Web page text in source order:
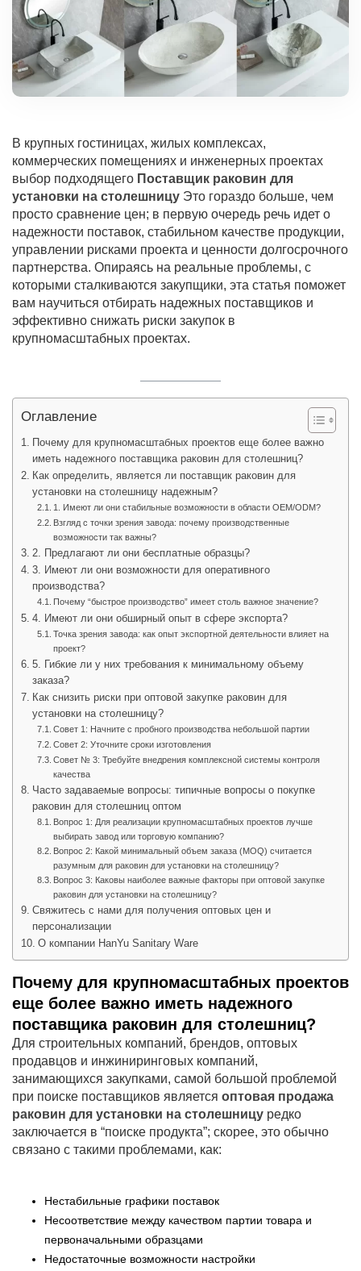
В крупных гостиницах, жилых комплексах,
коммерческих помещениях и инженерных проектах
выбор подходящего Поставщик раковин для
установки на столешницу Это гораздо больше, чем
просто сравнение цен; в первую очередь речь идет о
надежности поставок, стабильном качестве продукции,
управлении рисками проекта и ценности долгосрочного
партнерства. Опираясь на реальные проблемы, с
которыми сталкиваются закупщики, эта статья поможет
вам научиться отбирать надежных поставщиков и
эффективно снижать риски закупок в
крупномасштабных проектах.
Оглавление
Почему для крупномасштабных проектов еще более важно
иметь надежного поставщика раковин для столешниц?
Как определить, является ли поставщик раковин для
установки на столешницу надежным?
1. Имеют ли они стабильные возможности в области OEM/ODM?
Взгляд с точки зрения завода: почему производственные
возможности так важны?
2. Предлагают ли они бесплатные образцы?
3. Имеют ли они возможности для оперативного
производства?
Почему “быстрое производство” имеет столь важное значение?
4. Имеют ли они обширный опыт в сфере экспорта?
Точка зрения завода: как опыт экспортной деятельности влияет на
проект?
5. Гибкие ли у них требования к минимальному объему
заказа?
Как снизить риски при оптовой закупке раковин для
установки на столешницу?
Совет 1: Начните с пробного производства небольшой партии
Совет 2: Уточните сроки изготовления
Совет № 3: Требуйте внедрения комплексной системы контроля
качества
Часто задаваемые вопросы: типичные вопросы о покупке
раковин для столешниц оптом
Вопрос 1: Для реализации крупномасштабных проектов лучше
выбирать завод или торговую компанию?
Вопрос 2: Какой минимальный объем заказа (MOQ) считается
разумным для раковин для установки на столешницу?
Вопрос 3: Каковы наиболее важные факторы при оптовой закупке
раковин для установки на столешницу?
Свяжитесь с нами для получения оптовых цен и
персонализации
О компании HanYu Sanitary Ware
Почему для крупномасштабных проектов
еще более важно иметь надежного
поставщика раковин для столешниц?
Для строительных компаний, брендов, оптовых
продавцов и инжиниринговых компаний,
занимающихся закупками, самой большой проблемой
при поиске поставщиков является оптовая продажа
раковин для установки на столешницу редко
заключается в “поиске продукта”; скорее, это обычно
связано с такими проблемами, как:
Нестабильные графики поставок
Несоответствие между качеством партии товара и
первоначальными образцами
Недостаточные возможности настройки